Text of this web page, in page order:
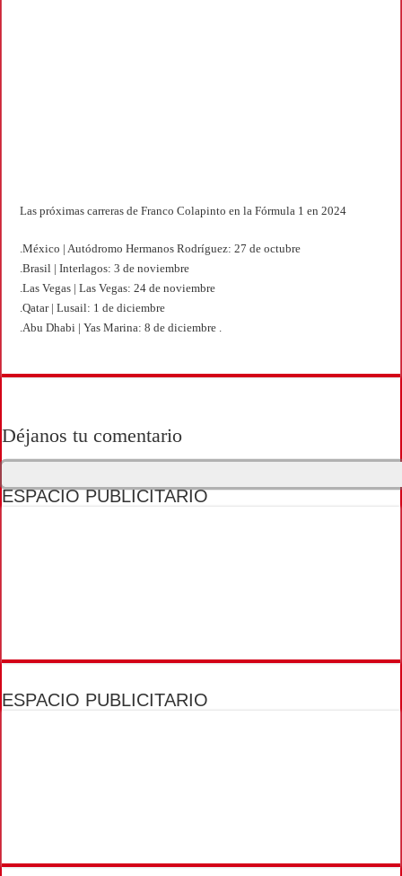
Las próximas carreras de Franco Colapinto en la Fórmula 1 en 2024
.México | Autódromo Hermanos Rodríguez: 27 de octubre
.Brasil | Interlagos: 3 de noviembre
.Las Vegas | Las Vegas: 24 de noviembre
.Qatar | Lusail: 1 de diciembre
.Abu Dhabi | Yas Marina: 8 de diciembre .
Déjanos tu comentario
ESPACIO PUBLICITARIO
ESPACIO PUBLICITARIO